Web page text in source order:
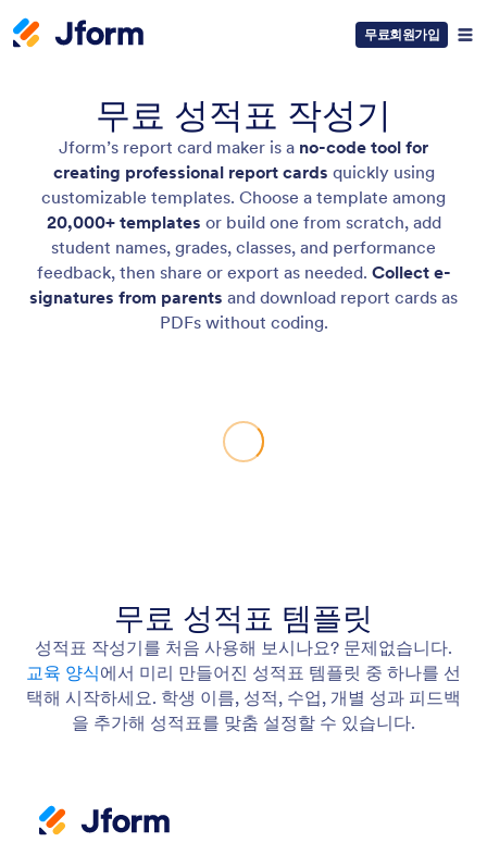
무료회원가입
무료 성적표 작성기
Jform’s report card maker is a no-code tool for
creating professional report cards quickly using
customizable templates. Choose a template among
20,000+ templates or build one from scratch, add
student names, grades, classes, and performance
feedback, then share or export as needed. Collect e-
signatures from parents and download report cards as
PDFs without coding.
무료 성적표 템플릿
성적표 작성기를 처음 사용해 보시나요? 문제없습니다.
교육 양식에서 미리 만들어진 성적표 템플릿 중 하나를 선
택해 시작하세요. 학생 이름, 성적, 수업, 개별 성과 피드백
을 추가해 성적표를 맞춤 설정할 수 있습니다.